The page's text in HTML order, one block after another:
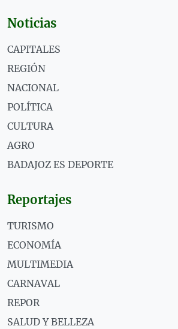
Noticias
CAPITALES
REGIÓN
NACIONAL
POLÍTICA
CULTURA
AGRO
BADAJOZ ES DEPORTE
Reportajes
TURISMO
ECONOMÍA
MULTIMEDIA
CARNAVAL
REPOR
SALUD Y BELLEZA